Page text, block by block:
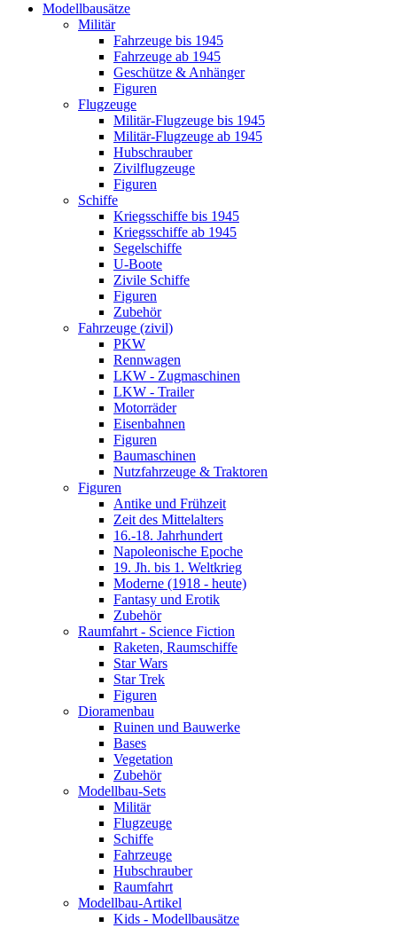
Modellbausätze
Militär
Fahrzeuge bis 1945
Fahrzeuge ab 1945
Geschütze & Anhänger
Figuren
Flugzeuge
Militär-Flugzeuge bis 1945
Militär-Flugzeuge ab 1945
Hubschrauber
Zivilflugzeuge
Figuren
Schiffe
Kriegsschiffe bis 1945
Kriegsschiffe ab 1945
Segelschiffe
U-Boote
Zivile Schiffe
Figuren
Zubehör
Fahrzeuge (zivil)
PKW
Rennwagen
LKW - Zugmaschinen
LKW - Trailer
Motorräder
Eisenbahnen
Figuren
Baumaschinen
Nutzfahrzeuge & Traktoren
Figuren
Antike und Frühzeit
Zeit des Mittelalters
16.-18. Jahrhundert
Napoleonische Epoche
19. Jh. bis 1. Weltkrieg
Moderne (1918 - heute)
Fantasy und Erotik
Zubehör
Raumfahrt - Science Fiction
Raketen, Raumschiffe
Star Wars
Star Trek
Figuren
Dioramenbau
Ruinen und Bauwerke
Bases
Vegetation
Zubehör
Modellbau-Sets
Militär
Flugzeuge
Schiffe
Fahrzeuge
Hubschrauber
Raumfahrt
Modellbau-Artikel
Kids - Modellbausätze